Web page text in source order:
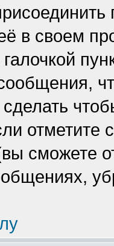
в своем
отметите
сможете